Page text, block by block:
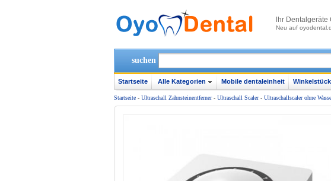
lhr
Neu auf
suchen
Startseite Alle Kategorien Mobile dentaleinheit
Startseite - Ultraschall Zahnsteinentferner- Ultraschall Scaler- Ultraschallscaler ohne